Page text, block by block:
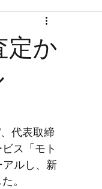
定か
代表取締
ス「モト
アルし、新
。